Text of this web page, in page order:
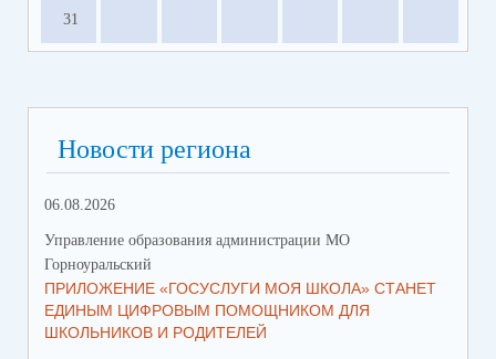
31
Новости региона
06.08.2026
Управление образования администрации МО
Горноуральский
ПРИЛОЖЕНИЕ «ГОСУСЛУГИ МОЯ ШКОЛА» СТАНЕТ
ЕДИНЫМ ЦИФРОВЫМ ПОМОЩНИКОМ ДЛЯ
ШКОЛЬНИКОВ И РОДИТЕЛЕЙ